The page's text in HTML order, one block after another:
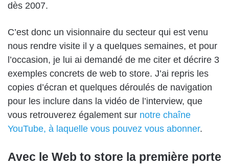
dès 2007.
C’est donc un visionnaire du secteur qui est venu
nous rendre visite il y a quelques semaines, et pour
l’occasion, je lui ai demandé de me citer et décrire 3
exemples concrets de web to store. J’ai repris les
copies d’écran et quelques déroulés de navigation
pour les inclure dans la vidéo de l’interview, que
vous retrouverez également sur notre chaîne
YouTube, à laquelle vous pouvez vous abonner.
Avec le Web to store la première porte